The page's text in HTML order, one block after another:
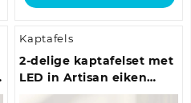
Kaptafels
2-delige kaptafelset met
LED in Artisan eiken
afwerking